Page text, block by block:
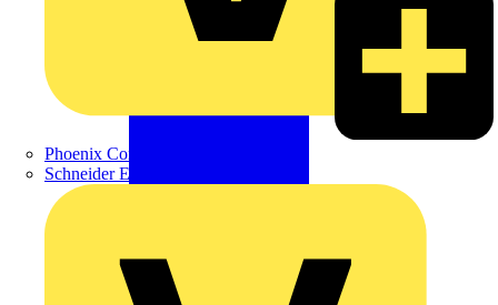
Phoenix Contact
Schneider Electric